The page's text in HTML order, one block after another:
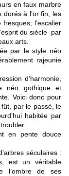
en faux marbre
dorés à l’or fin, les
l’escalier
du siècle par
arts.
par le style néo
rajeunie
d’harmonie,
néo gothique et
Voici donc pour
fût, par le passé, le
habitée par
en pente douce
séculaires :
est un véritable
l’ombre de ses